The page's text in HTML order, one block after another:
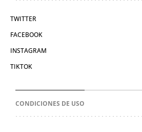
TWITTER
FACEBOOK
INSTAGRAM
TIKTOK
CONDICIONES DE USO